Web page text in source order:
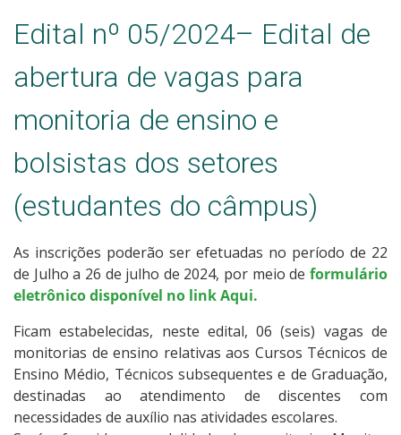
Edital nº 05/2024– Edital de
abertura de vagas para
monitoria de ensino e
bolsistas dos setores
(estudantes do câmpus)
As inscrições poderão ser efetuadas no período de 22
de Julho a 26 de julho de 2024, por meio de formulário
eletrônico disponível no link Aqui.
Ficam estabelecidas, neste edital, 06 (seis) vagas de
monitorias de ensino relativas aos Cursos Técnicos de
Ensino Médio, Técnicos subsequentes e de Graduação,
destinadas ao atendimento de discentes com
necessidades de auxílio nas atividades escolares.